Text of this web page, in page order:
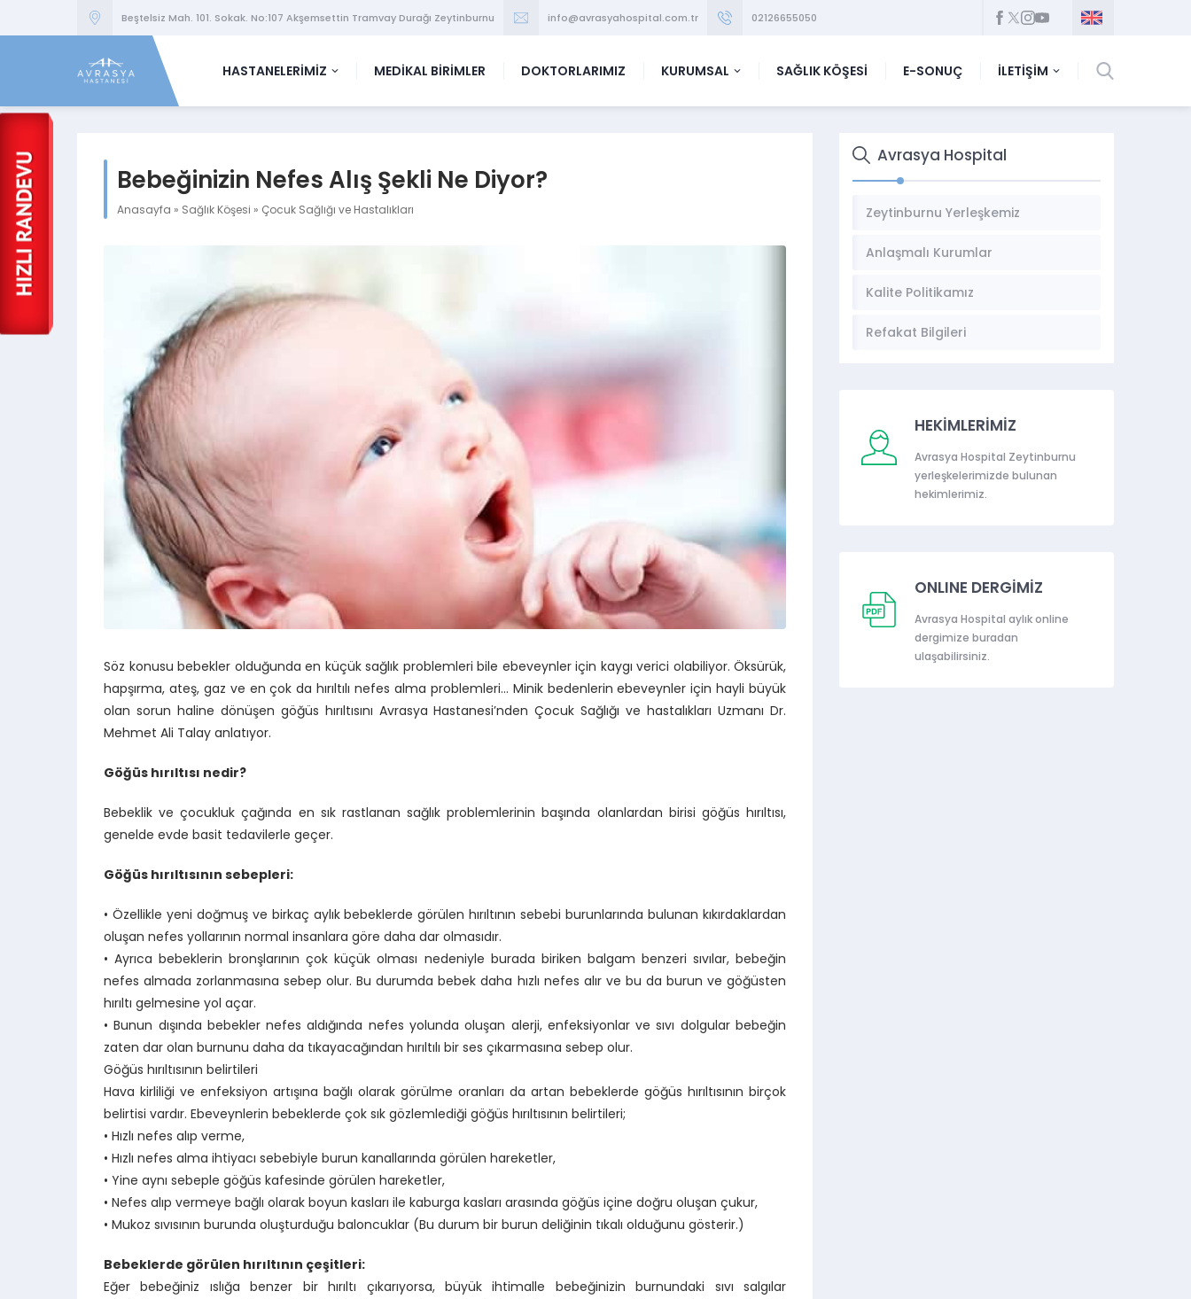
Beştelsiz Mah. 101. Sokak. No:107 Akşemsettin Tramvay Durağı Zeytinburnu info@avrasyahospital.com.tr 02126655050
HASTANELERİMİZ MEDİKAL BİRİMLER DOKTORLARIMIZ KURUMSAL SAĞLIK KÖŞESİ E-SONUÇ İLETİŞİM
Bebeğinizin Nefes Alış Şekli Ne Diyor?
Anasayfa » Sağlık Köşesi » Çocuk Sağlığı ve Hastalıkları
Söz konusu bebekler olduğunda en küçük sağlık problemleri bile ebeveynler için kaygı verici olabiliyor. Öksürük,
hapşırma, ateş, gaz ve en çok da hırıltılı nefes alma problemleri… Minik bedenlerin ebeveynler için hayli büyük
olan sorun haline dönüşen göğüs hırıltısını Avrasya Hastanesi’nden Çocuk Sağlığı ve hastalıkları Uzmanı Dr.
Mehmet Ali Talay anlatıyor.
Göğüs hırıltısı nedir?
Bebeklik ve çocukluk çağında en sık rastlanan sağlık problemlerinin başında olanlardan birisi göğüs hırıltısı,
genelde evde basit tedavilerle geçer.
Göğüs hırıltısının sebepleri:
• Özellikle yeni doğmuş ve birkaç aylık bebeklerde görülen hırıltının sebebi burunlarında bulunan kıkırdaklardan
oluşan nefes yollarının normal insanlara göre daha dar olmasıdır.
• Ayrıca bebeklerin bronşlarının çok küçük olması nedeniyle burada biriken balgam benzeri sıvılar, bebeğin
nefes almada zorlanmasına sebep olur. Bu durumda bebek daha hızlı nefes alır ve bu da burun ve göğüsten
hırıltı gelmesine yol açar.
• Bunun dışında bebekler nefes aldığında nefes yolunda oluşan alerji, enfeksiyonlar ve sıvı dolgular bebeğin
zaten dar olan burnunu daha da tıkayacağından hırıltılı bir ses çıkarmasına sebep olur.
Göğüs hırıltısının belirtileri
Hava kirliliği ve enfeksiyon artışına bağlı olarak görülme oranları da artan bebeklerde göğüs hırıltısının birçok
belirtisi vardır. Ebeveynlerin bebeklerde çok sık gözlemlediği göğüs hırıltısının belirtileri;
• Hızlı nefes alıp verme,
• Hızlı nefes alma ihtiyacı sebebiyle burun kanallarında görülen hareketler,
• Yine aynı sebeple göğüs kafesinde görülen hareketler,
• Nefes alıp vermeye bağlı olarak boyun kasları ile kaburga kasları arasında göğüs içine doğru oluşan çukur,
• Mukoz sıvısının burunda oluşturduğu baloncuklar (Bu durum bir burun deliğinin tıkalı olduğunu gösterir.)
Bebeklerde görülen hırıltının çeşitleri:
Eğer bebeğiniz ıslığa benzer bir hırıltı çıkarıyorsa, büyük ihtimalle bebeğinizin burnundaki sıvı salgılar
Avrasya Hospital
Zeytinburnu Yerleşkemiz
Anlaşmalı Kurumlar
Kalite Politikamız
Refakat Bilgileri
HEKİMLERİMİZ
Avrasya Hospital Zeytinburnu
yerleşkelerimizde bulunan
hekimlerimiz.
ONLINE DERGİMİZ
Avrasya Hospital aylık online
dergimize buradan
ulaşabilirsiniz.